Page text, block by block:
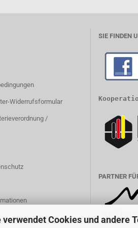
verwendet Cookies und andere
Widerrufsformular
/
SIE FINDEN
PARTNER